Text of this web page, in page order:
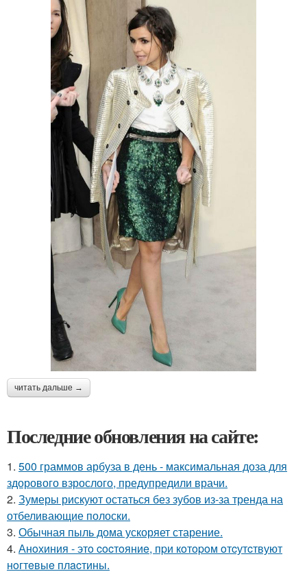
читать дальше →
Последние обновления на сайте:
1. 500 граммов арбуза в день - максимальная доза для
здорового взрослого, предупредили врачи.
2. Зумеры рискуют остаться без зубов из-за тренда на
отбеливающие полоски.
3. Обычная пыль дома ускоряет старение.
4. Анoхиния - этo cocтoяниe, пpи кoтopoм oтcутcтвуют
нoгтeвыe плacтины.